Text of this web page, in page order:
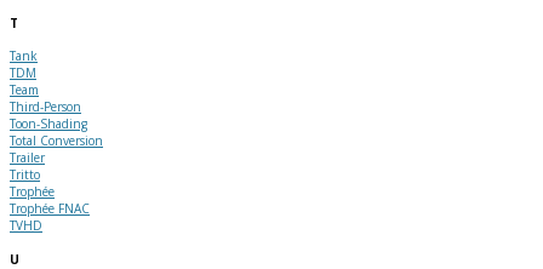
T
Tank
TDM
Team
Third-Person
Toon-Shading
Total Conversion
Trailer
Tritto
Trophée
Trophée FNAC
TVHD
U